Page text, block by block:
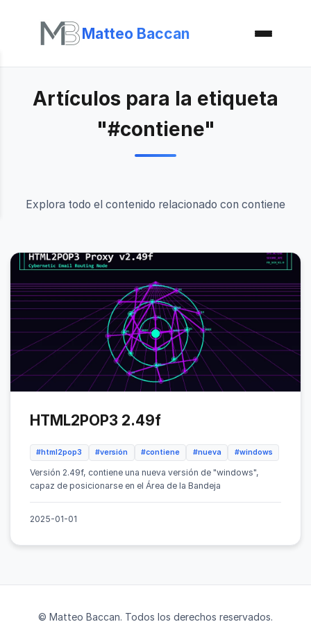
Matteo Baccan
Artículos para la etiqueta
"#contiene"
Explora todo el contenido relacionado con contiene
HTML2POP3 2.49f
#html2pop3 #versión #contiene #nueva #windows
Versión 2.49f, contiene una nueva versión de "windows",
capaz de posicionarse en el Área de la Bandeja
2025-01-01
© Matteo Baccan. Todos los derechos reservados.